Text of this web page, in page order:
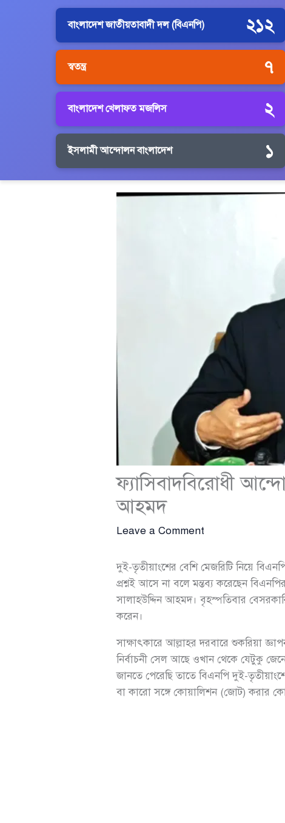
বাংলাদেশ জাতীয়তাবাদী দল (বিএনপি) ২১২
স্বতন্ত্র ৭
বাংলাদেশ খেলাফত মজলিস ২
ইসলামী আন্দোলন বাংলাদেশ ১
ফ্যাসিবাদবিরোধী
আহমদ
Leave a Comment
দুই-তৃতীয়াংশের বেশি মেজরিটি নিয়ে
প্রশ্নই আসে না বলে মন্তব্য করেছেন
সালাহউদ্দিন আহমদ। বৃহস্পতিবার
করেন।
সাক্ষাৎকারে আল্লাহর দরবারে শুকরিয়া
নির্বাচনী সেল আছে ওখান থেকে যেটুকু
জানতে পেরেছি তাতে বিএনপি দুই-
বা কারো সঙ্গে কোয়ালিশন (জোট) করার